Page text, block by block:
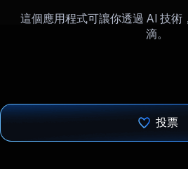
這個應用程式可讓你透過 AI 技術
滴。
投票